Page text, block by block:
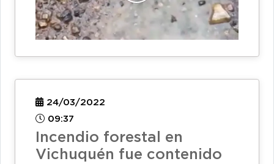
24/03/2022
09:37
Incendio forestal en
Vichuquén fue contenido